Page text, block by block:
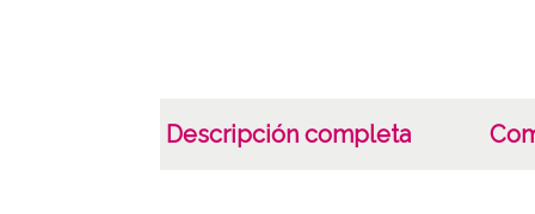
Descripción completa